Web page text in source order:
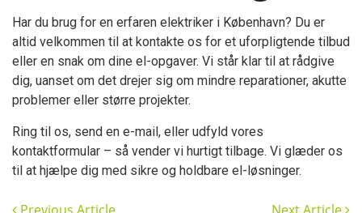
Har du brug for en erfaren elektriker i København? Du er
altid velkommen til at kontakte os for et uforpligtende tilbud
eller en snak om dine el-opgaver. Vi står klar til at rådgive
dig, uanset om det drejer sig om mindre reparationer, akutte
problemer eller større projekter.
Ring til os, send en e-mail, eller udfyld vores
kontaktformular – så vender vi hurtigt tilbage. Vi glæder os
til at hjælpe dig med sikre og holdbare el-løsninger.